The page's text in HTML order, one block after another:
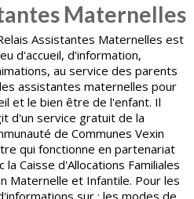
Maternelles
Assistantes Maternelles est
d'accueil, d'information,
au service des parents
assistantes maternelles pour
et le bien être de l'enfant. Il
d'un service gratuit de la
de Communes Vexin
qui fonctionne en partenariat
la Caisse d'Allocations Familiales
Maternelle et Infantile. Pour les